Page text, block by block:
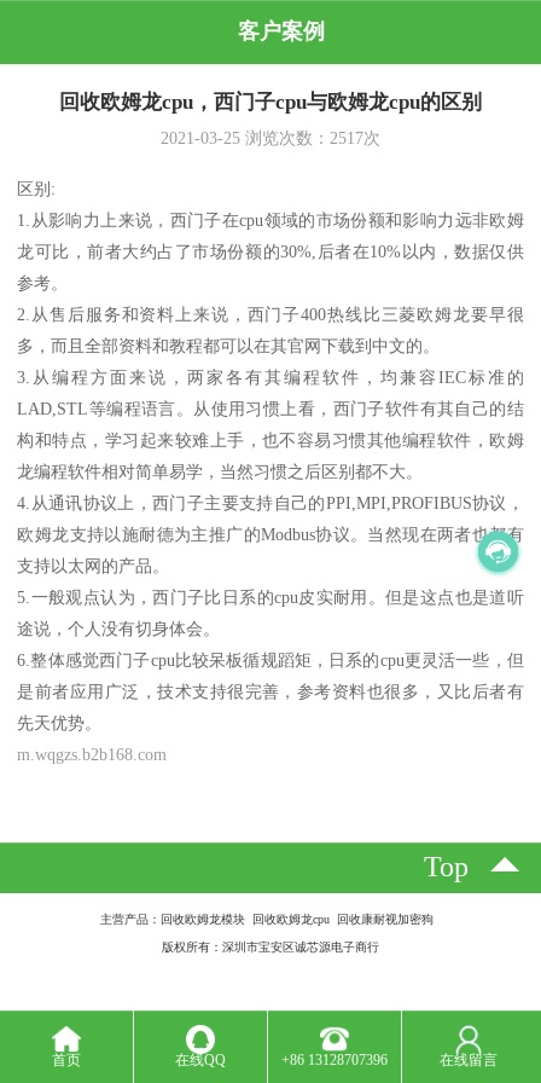
客户案例
回收欧姆龙cpu，西门子cpu与欧姆龙cpu的区别
2021-03-25 浏览次数： 2517次
区别:
1.从影响力上来说，西门子在cpu领域的市场份额和影响力远非欧姆
龙可比，前者大约占了市场份额的30%,后者在10%以内，数据仅供
参考。
2.从售后服务和资料上来说，西门子400热线比三菱欧姆龙要早很
多，而且全部资料和教程都可以在其官网下载到中文的。
3.从编程方面来说，两家各有其编程软件，均兼容IEC标准的
LAD,STL等编程语言。从使用习惯上看，西门子软件有其自己的结
构和特点，学习起来较难上手，也不容易习惯其他编程软件，欧姆
龙编程软件相对简单易学，当然习惯之后区别都不大。
4.从通讯协议上，西门子主要支持自己的PPI,MPI,PROFIBUS协议，
欧姆龙支持以施耐德为主推广的Modbus协议。当然现在两者也都有
支持以太网的产品。
5.一般观点认为，西门子比日系的cpu皮实耐用。但是这点也是道听
途说，个人没有切身体会。
6.整体感觉西门子cpu比较呆板循规蹈矩，日系的cpu更灵活一些，但
是前者应用广泛，技术支持很完善，参考资料也很多，又比后者有
先天优势。
m.wqgzs.b2b168.com
Top
主营产品：回收欧姆龙模块 回收欧姆龙cpu 回收康耐视加密狗
版权所有：深圳市宝安区诚芯源电子商行
首页 在线QQ +86 13128707396 在线留言